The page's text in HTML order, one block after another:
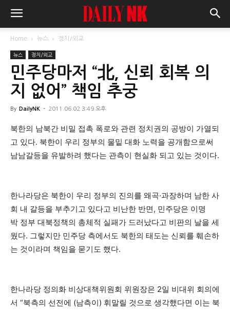
Home 뉴스 정치/외교
뉴스 정치/외교
민주당마저 “北, 신뢰 회복 의
지 없어” 책임 추궁
By DailyNK - 2011.06.02 3:49 오후
북한의 남북간 비밀 접촉 폭로와 관련 정치권의 공방이 가열되
고 있다. 북한이 우리 정부의 물밑 대화 노력을 공개함으로써
남남갈등을 유발하려 했다는 관측이 현실화 되고 있는 것이다.
한나라당은 북한이 우리 정부의 진의를 왜곡·과장하며 남한 사
회 내 갈등을 부추기고 있다고 비난한 반면, 민주당은 이명
박 정부 대북정책의 총체적 실패가 드러났다고 비판의 날을 세
웠다. 그렇지만 민주당 측에서도 북한의 태도는 신뢰를 훼손하
는 것이라며 책임을 묻기도 했다.
한나라당 정의화 비상대책위원회 위원장은 2일 비대위 회의에
서 “북측의 선전에 (남측이) 휘말릴 것으로 생각했다면 이는 북